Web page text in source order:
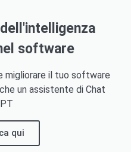
software
migliorare il tuo software
un assistente di Chat
qui